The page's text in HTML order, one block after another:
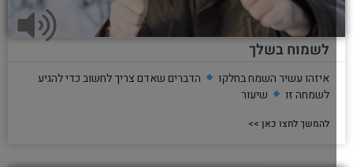
לשמוח בשלך
איזהו עשיר השמח בחלקו
הדברים שאדם צריך לחשוב כדי להגיע
לשמחה זו
שיעור
להמשך לחצו כאן >>